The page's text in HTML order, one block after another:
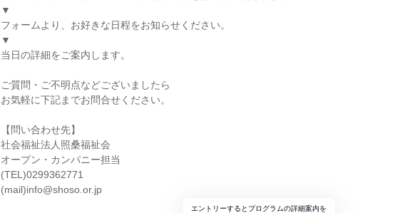
▼
フォームより、お好きな日程をお知らせください。
▼
当日の詳細をご案内します。
ご質問・ご不明点などございましたら
お気軽に下記までお問合せください。
【問い合わせ先】
社会福祉法人照桑福祉会
オープン・カンパニー担当
(TEL)0299362771
(mail)info@shoso.or.jp
エントリーするとプログラムの詳細案内を